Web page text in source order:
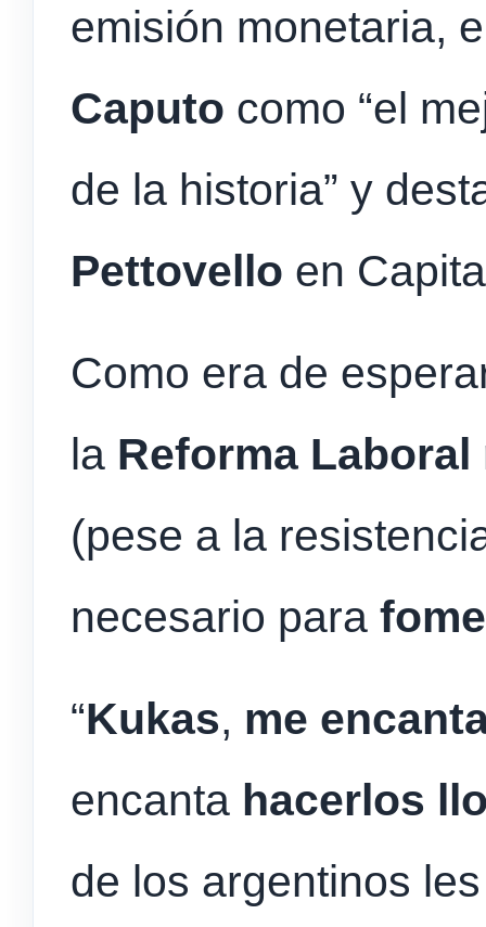
emisión monetaria,
Caputo como “el
de la historia” y
Pettovello en
Como era de
la Reforma Laboral
(pese a la
necesario para
“Kukas, me
encanta hacerlos
de los argentinos